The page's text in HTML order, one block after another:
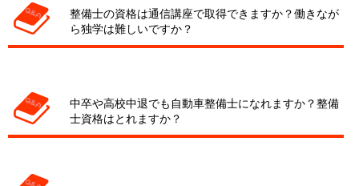
整備士の資格は通信講座で取得できますか？働きなが
ら独学は難しいですか？
中卒や高校中退でも自動車整備士になれますか？整備
士資格はとれますか？